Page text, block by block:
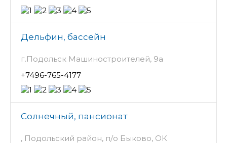
Дельфин, бассейн
г.Подольск Машиностроителей, 9а
+7496-765-4177
Солнечный, пансионат
, Подольский район, п/о Быково, ОК